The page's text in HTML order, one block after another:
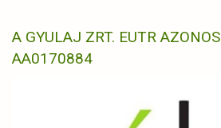
A GYULAJ ZRT. EUTR
AA0170884